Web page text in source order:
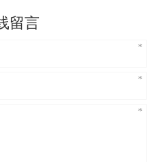
留言